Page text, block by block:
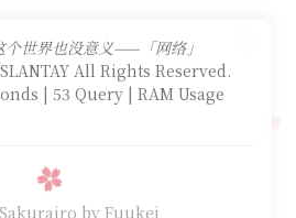
个世界也没意义——「网络」
All Rights Reserved.
| 53 Query | RAM Usage
by Fuukei